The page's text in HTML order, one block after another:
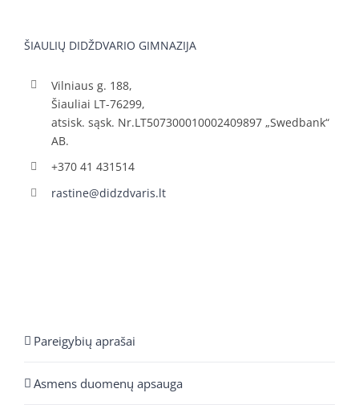
ŠIAULIŲ DIDŽDVARIO GIMNAZIJA
Vilniaus g. 188,
Šiauliai LT-76299,
atsisk. sąsk. Nr.LT507300010002409897 „Swedbank“
AB.
+370 41 431514
rastine@didzdvaris.lt
Pareigybių aprašai
Asmens duomenų apsauga